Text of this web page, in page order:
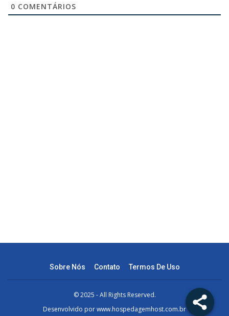
0 COMENTÁRIOS
Sobre Nós Contato Termos De Uso
© 2025 - All Rights Reserved.
Desenvolvido porwww.hospedagemhost.com.br